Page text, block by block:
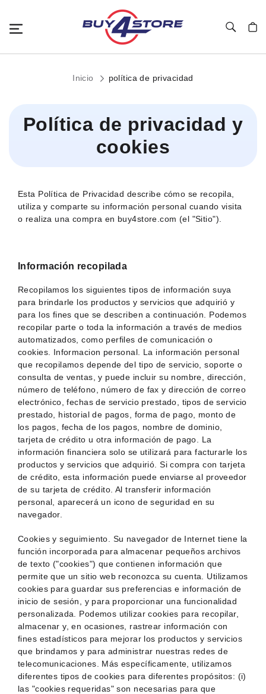
Inicio política de privacidad
Política de privacidad y
cookies
Esta Política de Privacidad describe cómo se recopila,
utiliza y comparte su información personal cuando visita
o realiza una compra en buy4store.com (el "Sitio").
Información recopilada
Recopilamos los siguientes tipos de información suya
para brindarle los productos y servicios que adquirió y
para los fines que se describen a continuación. Podemos
recopilar parte o toda la información a través de medios
automatizados, como perfiles de comunicación o
cookies. Informacion personal. La información personal
que recopilamos depende del tipo de servicio, soporte o
consulta de ventas, y puede incluir su nombre, dirección,
número de teléfono, número de fax y dirección de correo
electrónico, fechas de servicio prestado, tipos de servicio
prestado, historial de pagos, forma de pago, monto de
los pagos, fecha de los pagos, nombre de dominio,
tarjeta de crédito u otra información de pago. La
información financiera solo se utilizará para facturarle los
productos y servicios que adquirió. Si compra con tarjeta
de crédito, esta información puede enviarse al proveedor
de su tarjeta de crédito. Al transferir información
personal, aparecerá un icono de seguridad en su
navegador.
Cookies y seguimiento. Su navegador de Internet tiene la
función incorporada para almacenar pequeños archivos
de texto ("cookies") que contienen información que
permite que un sitio web reconozca su cuenta. Utilizamos
cookies para guardar sus preferencias e información de
inicio de sesión, y para proporcionar una funcionalidad
personalizada. Podemos utilizar cookies para recopilar,
almacenar y, en ocasiones, rastrear información con
fines estadísticos para mejorar los productos y servicios
que brindamos y para administrar nuestras redes de
telecomunicaciones. Más específicamente, utilizamos
diferentes tipos de cookies para diferentes propósitos: (i)
las "cookies requeridas" son necesarias para que